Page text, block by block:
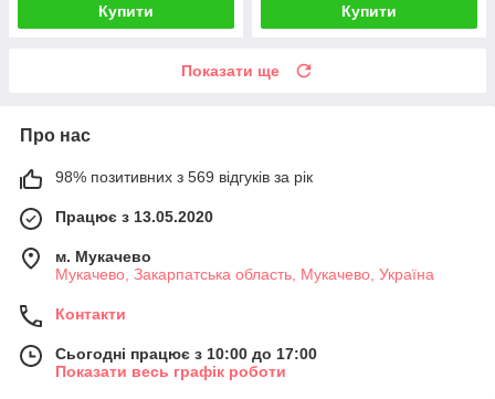
Купити Купити
Показати ще
Про нас
98% позитивних з 569 відгуків за рік
Працює з 13.05.2020
м. Мукачево
Мукачево, Закарпатська область, Мукачево, Україна
Контакти
Сьогодні працює з 10:00 до 17:00
Показати весь графік роботи